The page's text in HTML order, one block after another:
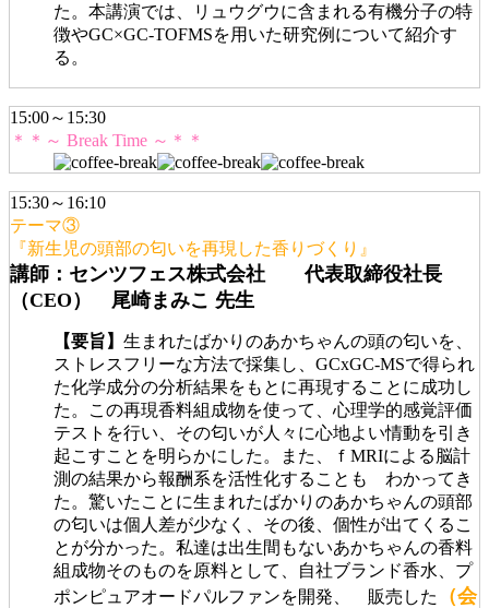
た。本講演では、リュウグウに含まれる有機分子の特
徴やGC×GC-TOFMSを用いた研究例について紹介す
る。
15:00～15:30
＊＊～ Break Time ～＊＊
15:30～16:10
テーマ③
『新生児の頭部の匂いを再現した香りづくり』
講師：センツフェス株式会社 代表取締役社長
（CEO） 尾崎まみこ 先生
【要旨】 生まれたばかりのあかちゃんの頭の匂いを、
ストレスフリーな方法で採集し、GCxGC-MSで得られ
た化学成分の分析結果をもとに再現することに成功し
た。この再現香料組成物を使って、心理学的感覚評価
テストを行い、その匂いが人々に心地よい情動を引き
起こすことを明らかにした。また、ｆMRIによる脳計
測の結果から報酬系を活性化することも わかってき
た。驚いたことに生まれたばかりのあかちゃんの頭部
の匂いは個人差が少なく、その後、個性が出てくるこ
とが分かった。私達は出生間もないあかちゃんの香料
組成物そのものを原料として、自社ブランド香水、プ
ポンピュアオードパルファンを開発、 販売した
（会